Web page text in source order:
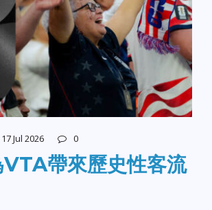
17 Jul 2026 0
帶來歷史性客流